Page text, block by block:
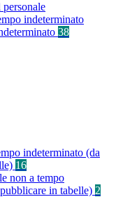
indeterminato
38
indeterminato (da
16
non a tempo
in tabelle) 2